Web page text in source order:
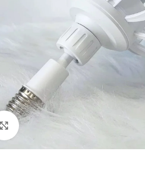
Click to enlarge